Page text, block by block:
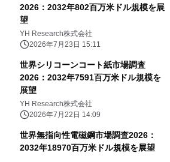
2026：2032年802百万米ドル規模を展
望
YH Research株式会社
2026年7月23日 15:11
世界シリコーンコート紙市場調査
2026：2032年7591百万米ドル規模を
展望
YH Research株式会社
2026年7月22日 14:09
世界無指向性電磁鋼市場調査2026：
2032年18970百万米ドル規模を展望